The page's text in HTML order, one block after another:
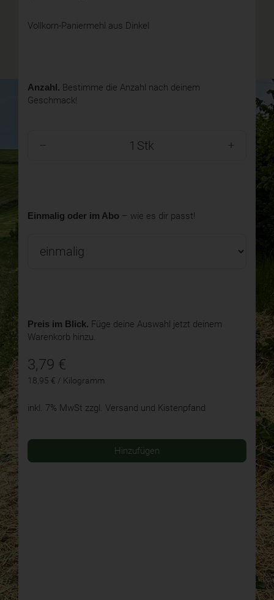
Vollkorn-Paniermehl aus Dinkel
Anzahl. Bestimme die Anzahl nach deinem
Geschmack!
Stk
Einmalig oder im Abo – wie es dir passt!
Preis im Blick. Füge deine Auswahl jetzt deinem
Warenkorb hinzu.
3,79 €
18,95 € / Kilogramm
inkl. 7% MwSt zzgl. Versand und Kistenpfand
Hinzufügen